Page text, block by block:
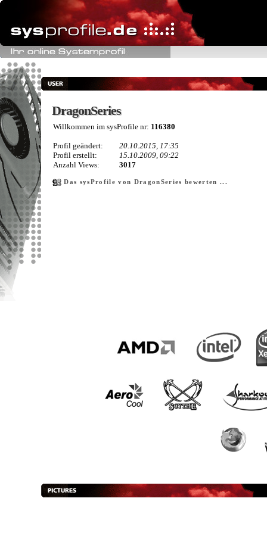
DragonSeries
DragonSeries
Willkommen im sysProfile nr: 116380
Profil geändert:
20.10.2015, 17:35
Profil erstellt:
15.10.2009, 09:22
Anzahl Views:
3017
Das sysProfile von DragonSeries bewerten ...